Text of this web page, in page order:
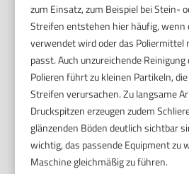
zum Einsatz, zum Beispiel bei Stein-
Streifen entstehen hier häufig, wenn
verwendet wird oder das Poliermittel
passt. Auch unzureichende Reinigung
Polieren führt zu kleinen Partikeln,
Streifen verursachen. Zu langsame
Druckspitzen erzeugen zudem
glänzenden Böden deutlich sichtbar
wichtig, das passende Equipment zu
Maschine gleichmäßig zu führen.